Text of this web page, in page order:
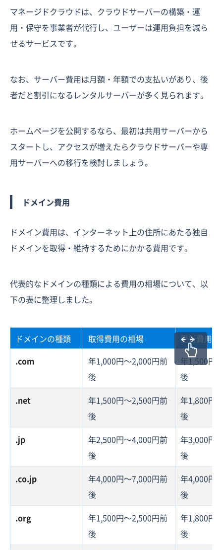
マネージドクラウドは、クラウドサーバーの構築・運
用・保守を事業者が代行し、ユーザーは運用負担を減ら
せるサービスです。
なお、サーバー費用は月額・年額での支払いがあり、後
者だと割引になるレンタルサーバーが多く見られます。
ホームページを公開するなら、最初は共用サーバーから
スタートし、アクセスが増えたらクラウドサーバーや専
用サーバーへの移行を検討しましょう。
ドメイン費用
ドメイン費用は、インターネット上の住所にあたる独自
ドメインを取得・維持するためにかかる費用です。
代表的なドメインの種類による費用の相場について、以
下の表に整理しました。
ドメインの種類 取得費用の相場
更新費用
.com
年1,000円〜2,000円前
後
年1,500円
後
.net
年1,500円〜2,500円前
後
年1,800円
後
.jp
年2,500円〜4,000円前
後
年3,000円
後
.co.jp
年4,000円〜7,000円前
後
年4,000円
後
.org
年1,500円〜2,500円前
後
年1,800円
後